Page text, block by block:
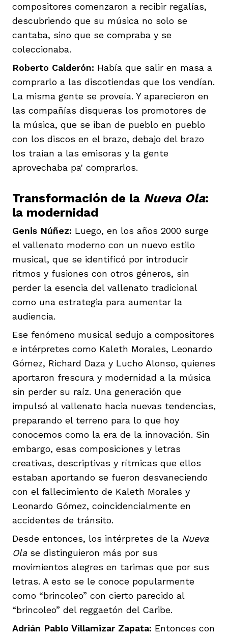
compositores comenzaron a recibir regalías,
descubriendo que su música no solo se
cantaba, sino que se compraba y se
coleccionaba.
Roberto Calderón: Había que salir en masa a
comprarlo a las discotiendas que los vendían.
La misma gente se proveía. Y aparecieron en
las compañías disqueras los promotores de
la música, que se iban de pueblo en pueblo
con los discos en el brazo, debajo del brazo
los traían a las emisoras y la gente
aprovechaba pa' comprarlos.
Transformación de la Nueva Ola:
la modernidad
Genis Núñez: Luego, en los años 2000 surge
el vallenato moderno con un nuevo estilo
musical, que se identificó por introducir
ritmos y fusiones con otros géneros, sin
perder la esencia del vallenato tradicional
como una estrategia para aumentar la
audiencia.
Ese fenómeno musical sedujo a compositores
e intérpretes como Kaleth Morales, Leonardo
Gómez, Richard Daza y Lucho Alonso, quienes
aportaron frescura y modernidad a la música
sin perder su raíz. Una generación que
impulsó al vallenato hacia nuevas tendencias,
preparando el terreno para lo que hoy
conocemos como la era de la innovación. Sin
embargo, esas composiciones y letras
creativas, descriptivas y rítmicas que ellos
estaban aportando se fueron desvaneciendo
con el fallecimiento de Kaleth Morales y
Leonardo Gómez, coincidencialmente en
accidentes de tránsito.
Desde entonces, los intérpretes de la Nueva
Ola se distinguieron más por sus
movimientos alegres en tarimas que por sus
letras. A esto se le conoce popularmente
como “brincoleo” con cierto parecido al
“brincoleo” del reggaetón del Caribe.
Adrián Pablo Villamizar Zapata: Entonces con